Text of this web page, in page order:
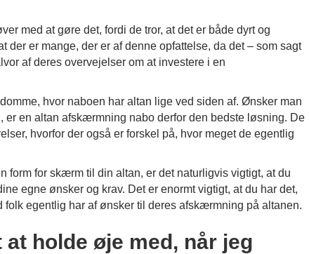
med at gøre det, fordi de tror, at det er både dyrt og
der er mange, der er af denne opfattelse, da det – som sagt
af deres overvejelser om at investere i en
hvor naboen har altan lige ved siden af. Ønsker man
er en altan afskærmning nabo derfor den bedste løsning. De
hvorfor der også er forskel på, hvor meget de egentlig
form for skærm til din altan, er det naturligvis vigtigt, at du
egne ønsker og krav. Det er enormt vigtigt, at du har det,
folk egentlig har af ønsker til deres afskærmning på altanen.
holde øje med, når jeg